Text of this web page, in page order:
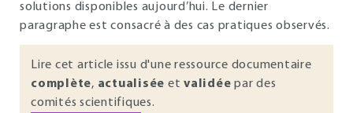
solutions disponibles aujourd’hui. Le dernier
paragraphe est consacré à des cas pratiques observés.
Lire cet article issu d'une ressource documentaire
complète, actualisée et validée par des
comités scientifiques.